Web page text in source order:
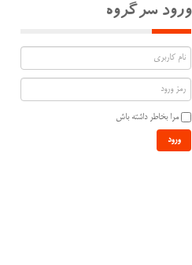
ورود سرگروه
مرا بخاطر داشته باش
ورود